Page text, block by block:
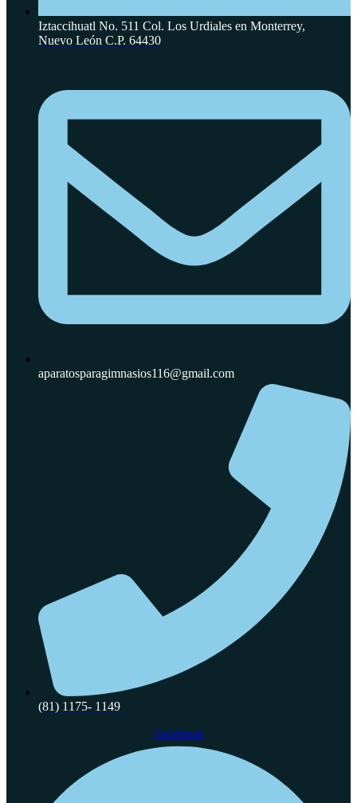
Iztaccihuatl No. 511 Col. Los Urdiales en Monterrey,
Nuevo León C.P. 64430
aparatosparagimnasios116@gmail.com
(81) 1175- 1149
Facebook